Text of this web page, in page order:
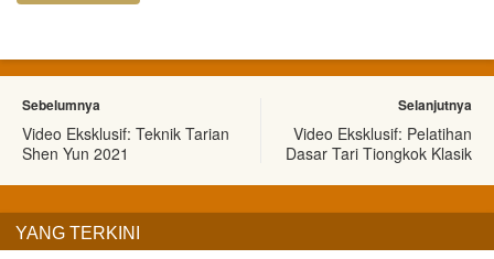
Sebelumnya
Video Eksklusif: Teknik Tarian
Shen Yun 2021
Selanjutnya
Video Eksklusif: Pelatihan
Dasar Tari Tiongkok Klasik
YANG TERKINI